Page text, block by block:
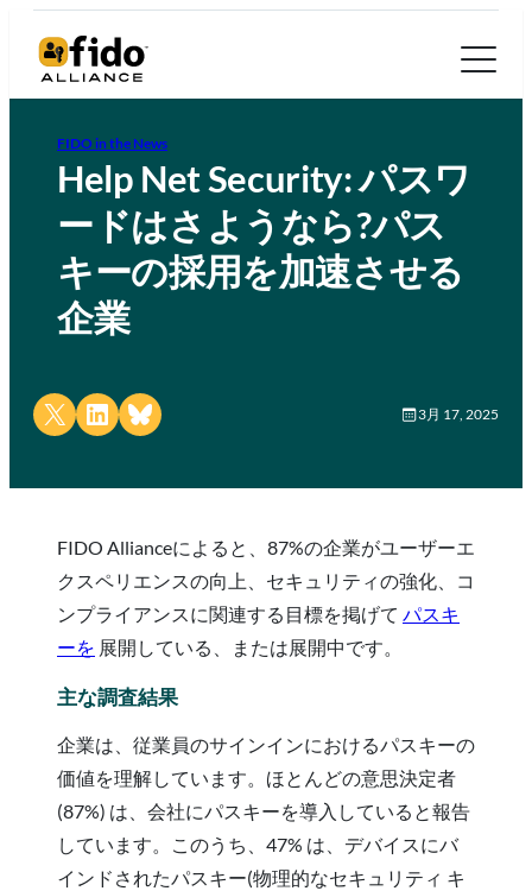
FIDO in the News
Help Net Security: パスワ
ードはさようなら?パス
キーの採用を加速させる
企業
Share on X Share on LinkedIn
Share on Bluesky 3月 17, 2025
FIDO Allianceによると、87%の企業がユーザーエ
クスペリエンスの向上、セキュリティの強化、コ
ンプライアンスに関連する目標を掲げて パスキ
ーを 展開している、または展開中です。
主な調査結果
企業は、従業員のサインインにおけるパスキーの
価値を理解しています。ほとんどの意思決定者
(87%) は、会社にパスキーを導入していると報告
しています。このうち、47% は、デバイスにバ
インドされたパスキー(物理的なセキュリティ キ